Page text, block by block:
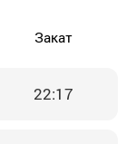
Закат
22:17